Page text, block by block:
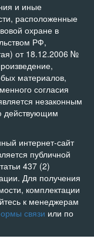
и иные
расположенные
охране в
РФ,
от 18.12.2006 №
материалов,
согласия
незаконным
действующим
интернет-сайт
публичной
437 (2)
Для получения
комплектации
к менеджерам
связи или по